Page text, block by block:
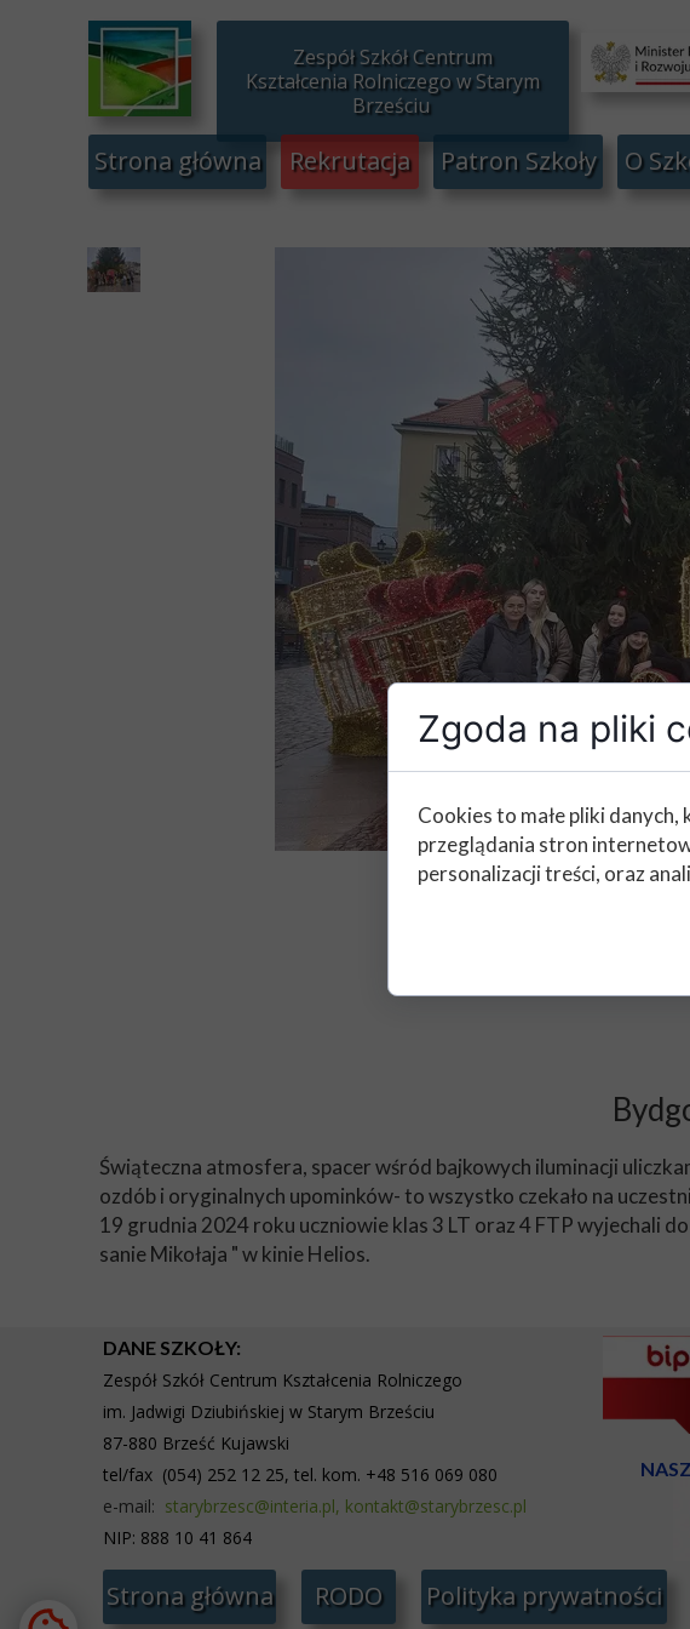
Świąteczna atmosfera, spacer wśród bajkowych iluminacji
ozdób i oryginalnych upominków- to wszystko czekało na
19 grudnia 2024 roku uczniowie klas 3 LT oraz 4 FTP wyjechali
sanie Mikołaja " w kinie Helios.
Rekrutacja
Strona główna O
Patron Szkoły
Zespół Szkół Centrum
Kształcenia Rolniczego w Starym
Brześciu
Strona główna Polityka prywatności
RODO
DANE SZKOŁY:
Zespół Szkół Centrum Kształcenia Rolniczego
im. Jadwigi Dziubińskiej w Starym Brześciu
87-880 Brześć Kujawski
tel/fax (054) 252 12 25, tel. kom. +48 516 069 080
e-mail: starybrzesc@interia.pl, kontakt@starybrzesc.pl
NIP: 888 10 41 864
Zgoda na pliki
Cookies to małe pliki
przeglądania stron
personalizacji treści, oraz